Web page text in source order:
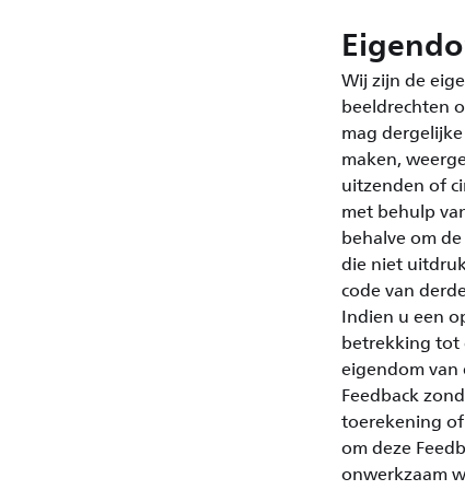
Wij zijn de
beeldrechten
mag
maken,
uitzenden of
met behulp
behalve om
die niet
code van
Indien u een
betrekking tot
eigendom van
Feedback
toerekening
om deze
onwerkzaam